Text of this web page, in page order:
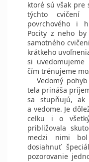
ktoré sú však pre
týchto cvičení
povrchového i
Pocity z neho
samotného
krátkeho
si uvedomujeme
čím trénujeme
Vedomý
tela prináša
sa stupňujú, ak
a vedome. Je
celku i o
približovala
medzi nimi
dosiahnuť
pozorovanie